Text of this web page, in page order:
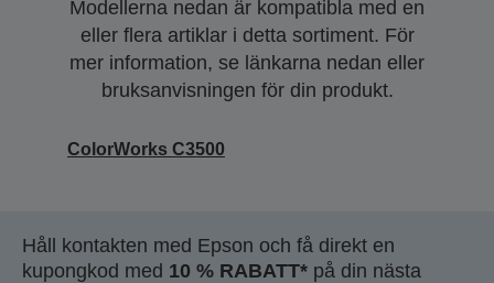
Modellerna nedan är kompatibla med en
eller flera artiklar i detta sortiment. För
mer information, se länkarna nedan eller
bruksanvisningen för din produkt.
ColorWorks C3500
Håll kontakten med Epson och få direkt en
kupongkod med 10 % RABATT* på din nästa